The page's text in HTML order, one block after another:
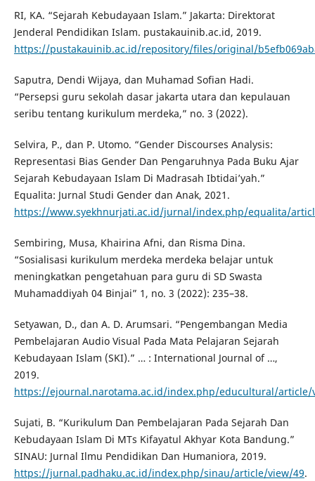
RI, KA. “Sejarah Kebudayaan Islam.” Jakarta: Direktorat
Jenderal Pendidikan Islam. pustakauinib.ac.id, 2019.
https://pustakauinib.ac.id/repository/files/original/
Saputra, Dendi Wijaya, dan Muhamad Sofian Hadi.
“Persepsi guru sekolah dasar jakarta utara dan kepulauan
seribu tentang kurikulum merdeka,” no. 3 (2022).
Selvira, P., dan P. Utomo. “Gender Discourses Analysis:
Representasi Bias Gender Dan Pengaruhnya Pada Buku Ajar
Sejarah Kebudayaan Islam Di Madrasah Ibtidai’yah.”
Equalita: Jurnal Studi Gender dan Anak, 2021.
https://www.syekhnurjati.ac.id/jurnal/index.php/equalita/
Sembiring, Musa, Khairina Afni, dan Risma Dina.
“Sosialisasi kurikulum merdeka merdeka belajar untuk
meningkatkan pengetahuan para guru di SD Swasta
Muhamaddiyah 04 Binjai” 1, no. 3 (2022): 235–38.
Setyawan, D., dan A. D. Arumsari. “Pengembangan Media
Pembelajaran Audio Visual Pada Mata Pelajaran Sejarah
Kebudayaan Islam (SKI).” … : International Journal of …,
2019.
https://ejournal.narotama.ac.id/index.php/educultural/article/
Sujati, B. “Kurikulum Dan Pembelajaran Pada Sejarah Dan
Kebudayaan Islam Di MTs Kifayatul Akhyar Kota Bandung.”
SINAU: Jurnal Ilmu Pendidikan Dan Humaniora, 2019.
https://jurnal.padhaku.ac.id/index.php/sinau/article/view/49.